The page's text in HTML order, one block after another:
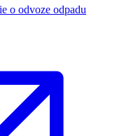
o odvoze odpadu